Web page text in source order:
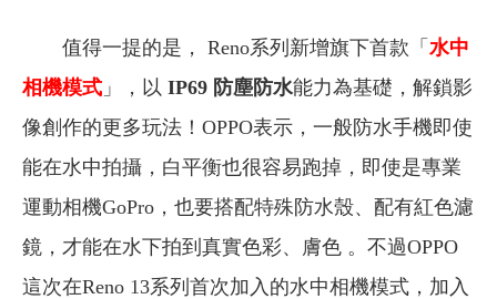
值得一提的是， Reno系列新增旗下首款「 水中
相機模式 」，以 IP69 防塵防水能力為基礎，解鎖影
像創作的更多玩法！OPPO表示，一般防水手機即使
能在水中拍攝，白平衡也很容易跑掉，即使是專業
運動相機GoPro，也要搭配特殊防水殼、配有紅色濾
鏡，才能在水下拍到真實色彩、膚色 。不過OPPO
這次在Reno 13系列首次加入的水中相機模式，加入